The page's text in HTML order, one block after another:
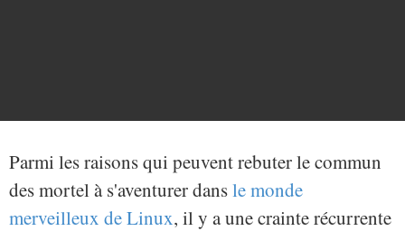
Parmi les raisons qui peuvent rebuter le commun
des mortel à s'aventurer dansle monde
merveilleux de Linux, il y a une crainte récurrente